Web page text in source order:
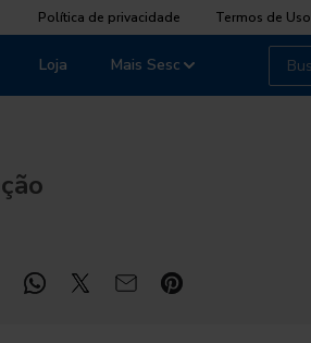
Política de privacidade Termos de Uso
Loja Mais Sesc